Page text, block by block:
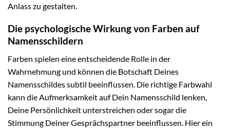
Anlass zu gestalten.
Die psychologische Wirkung von Farben auf
Namensschildern
Farben spielen eine entscheidende Rolle in der
Wahrnehmung und können die Botschaft Deines
Namensschildes subtil beeinflussen. Die richtige Farbwahl
kann die Aufmerksamkeit auf Dein Namensschild lenken,
Deine Persönlichkeit unterstreichen oder sogar die
Stimmung Deiner Gesprächspartner beeinflussen. Hier ein